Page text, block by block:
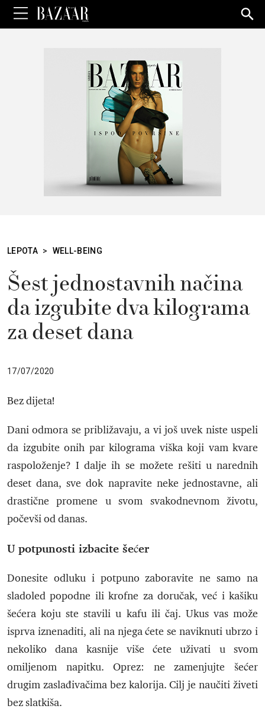
for:
LEPOTA > WELL-BEING
Šest jednostavnih načina
da izgubite dva kilograma
za deset dana
17/07/2020
Bez dijeta!
Dani odmora se približavaju, a vi još uvek niste uspeli
da izgubite onih par kilograma viška koji vam kvare
raspoloženje? I dalje ih se možete rešiti u narednih
deset dana, sve dok napravite neke jednostavne, ali
drastične promene u svom svakodnevnom životu,
počevši od danas.
U potpunosti izbacite šećer
Donesite odluku i potpuno zaboravite ne samo na
sladoled popodne ili krofne za doručak, već i kašiku
šećera koju ste stavili u kafu ili čaj. Ukus vas može
isprva iznenaditi, ali na njega ćete se naviknuti ubrzo i
nekoliko dana kasnije više ćete uživati u svom
omiljenom napitku. Oprez: ne zamenjujte šećer
drugim zaslađivačima bez kalorija. Cilj je naučiti živeti
bez slatkiša.